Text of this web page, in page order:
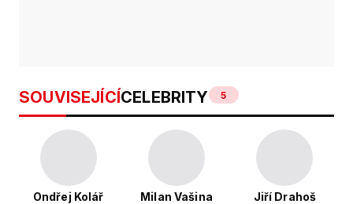
SOUVISEJÍCÍCELEBRITY 5
Ondřej Kolář Milan Vašina Jiří Drahoš